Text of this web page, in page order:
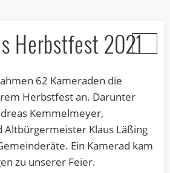
Herbstfest 2021
62 Kameraden die
Herbstfest an. Darunter
Kemmelmeyer,
Altbürgermeister Klaus Läßing
Ein Kamerad kam
zu unserer Feier.